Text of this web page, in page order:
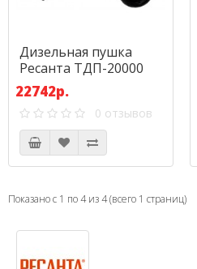
Дизельная пушка
Ресанта ТДП-20000
22742р.
0 отзывов
Показано с 1 по 4 из 4 (всего 1 страниц)